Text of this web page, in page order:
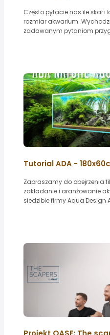
Często pytacie nas ile skał i
rozmiar akwarium.
zadawanym pytaniom
Tutorial ADA -
Zapraszamy do obejrzenia
zakładanie i aranżowanie
siedzibie firmy Aqua Design